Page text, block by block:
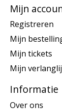
Mijn
Registreren
Mijn
Mijn tickets
Mijn
Informatie
Over ons